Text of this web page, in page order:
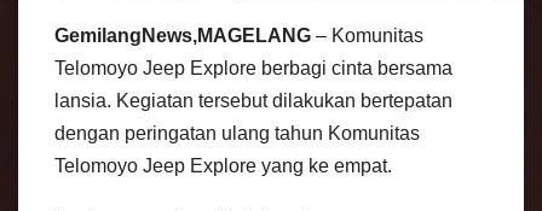
GemilangNews,MAGELANG – Komunitas
Telomoyo Jeep Explore berbagi cinta bersama
lansia. Kegiatan tersebut dilakukan bertepatan
dengan peringatan ulang tahun Komunitas
Telomoyo Jeep Explore yang ke empat.